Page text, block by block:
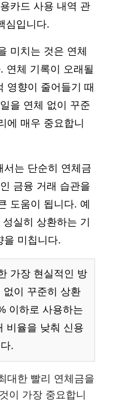
카드 사용 내역 관
심입니다.
미치는 것은 연체
. 연체 기록이 오래될
영향이 줄어들기 때
을 연체 없이 꾸준
에 매우 중요합니
서는 단순히 연체금
금융 거래 습관을
도움이 됩니다. 예
실히 상환하는 기
을 미칩니다.
가장 현실적인 방
없이 꾸준히 상환
이하로 사용하는
비율을 낮춰 신용
.
대한 빨리 연체금을
이 가장 중요합니